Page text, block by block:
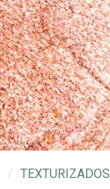
/ TEXTURIZADOS